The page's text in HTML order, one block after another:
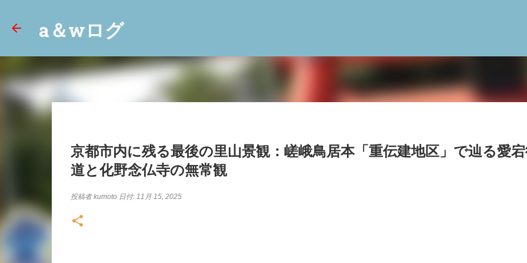
a＆wログ
京都市内に残る最後の里山景観：嵯峨鳥居本「重伝建地区」で辿る愛
道と化野念仏寺の無常観
投稿者kumoto 日付: 11月 15, 2025